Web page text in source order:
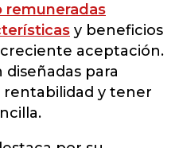
remuneradas
y beneficios
aceptación.
para
y tener